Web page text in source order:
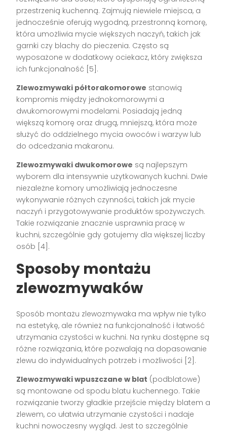
przestrzenią kuchenną. Zajmują niewiele miejsca, a
jednocześnie oferują wygodną, przestronną komorę,
która umożliwia mycie większych naczyń, takich jak
garnki czy blachy do pieczenia. Często są
wyposażone w dodatkowy ociekacz, który zwiększa
ich funkcjonalność [5].
Zlewozmywaki półtorakomorowe stanowią
kompromis między jednokomorowymi a
dwukomorowymi modelami. Posiadają jedną
większą komorę oraz drugą, mniejszą, która może
służyć do oddzielnego mycia owoców i warzyw lub
do odcedzania makaronu.
Zlewozmywaki dwukomorowe są najlepszym
wyborem dla intensywnie użytkowanych kuchni. Dwie
niezależne komory umożliwiają jednoczesne
wykonywanie różnych czynności, takich jak mycie
naczyń i przygotowywanie produktów spożywczych.
Takie rozwiązanie znacznie usprawnia pracę w
kuchni, szczególnie gdy gotujemy dla większej liczby
osób [4].
Sposoby montażu
zlewozmywaków
Sposób montażu zlewozmywaka ma wpływ nie tylko
na estetykę, ale również na funkcjonalność i łatwość
utrzymania czystości w kuchni. Na rynku dostępne są
różne rozwiązania, które pozwalają na dopasowanie
zlewu do indywidualnych potrzeb i możliwości [2].
Zlewozmywaki wpuszczane w blat (podblatowe)
są montowane od spodu blatu kuchennego. Takie
rozwiązanie tworzy gładkie przejście między blatem a
zlewem, co ułatwia utrzymanie czystości i nadaje
kuchni nowoczesny wygląd. Jest to szczególnie